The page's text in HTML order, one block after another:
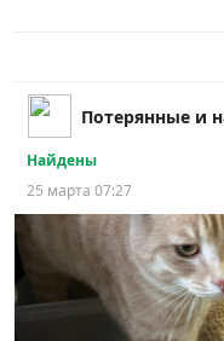
Потерянные и
Найдены
25 марта 07:27